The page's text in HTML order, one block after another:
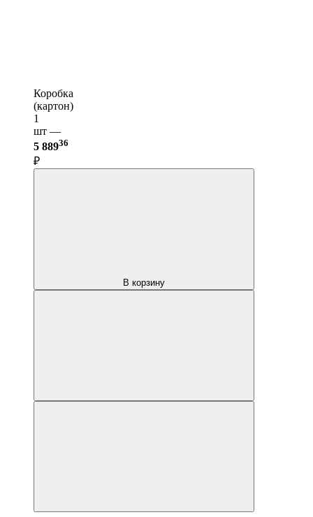
Коробка
(картон)
1
шт —
5 88936
₽
В корзину